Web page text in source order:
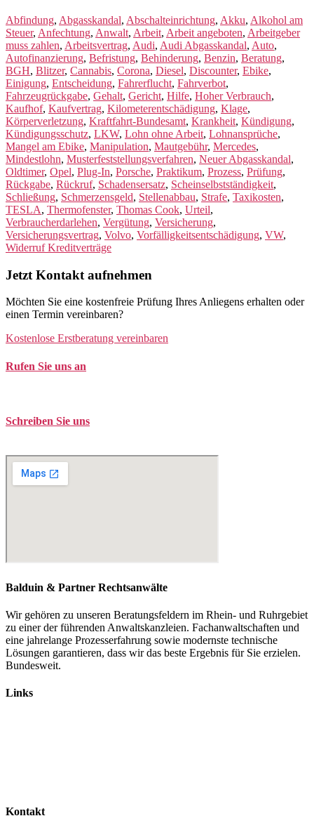
Abfindung, Abgasskandal, Abschalteinrichtung, Akku, Alkohol am
Steuer, Anfechtung, Anwalt, Arbeit, Arbeit angeboten, Arbeitgeber
muss zahlen, Arbeitsvertrag, Audi, Audi Abgasskandal, Auto,
Autofinanzierung, Befristung, Behinderung, Benzin, Beratung,
BGH, Blitzer, Cannabis, Corona, Diesel, Discounter, Ebike,
Einigung, Entscheidung, Fahrerflucht, Fahrverbot,
Fahrzeugrückgabe, Gehalt, Gericht, Hilfe, Hoher Verbrauch,
Kaufhof, Kaufvertrag, Kilometerentschädigung, Klage,
Körperverletzung, Kraftfahrt-Bundesamt, Krankheit, Kündigung,
Kündigungsschutz, LKW, Lohn ohne Arbeit, Lohnansprüche,
Mangel am Ebike, Manipulation, Mautgebühr, Mercedes,
Mindestlohn, Musterfeststellungsverfahren, Neuer Abgasskandal,
Oldtimer, Opel, Plug-In, Porsche, Praktikum, Prozess, Prüfung,
Rückgabe, Rückruf, Schadensersatz, Scheinselbstständigkeit,
Schließung, Schmerzensgeld, Stellenabbau, Strafe, Taxikosten,
TESLA, Thermofenster, Thomas Cook, Urteil,
Verbraucherdarlehen, Vergütung, Versicherung,
Versicherungsvertrag, Volvo, Vorfälligkeitsentschädigung, VW,
Widerruf Kreditverträge
Jetzt Kontakt aufnehmen
Möchten Sie eine kostenfreie Prüfung Ihres Anliegens erhalten oder
einen Termin vereinbaren?
Kostenlose Erstberatung vereinbaren
Rufen Sie uns an
Schreiben Sie uns
Balduin & Partner Rechtsanwälte
Wir gehören zu unseren Beratungsfeldern im Rhein- und Ruhrgebiet
zu einer der führenden Anwaltskanzleien. Fachanwaltschaften und
eine jahrelange Prozesserfahrung sowie modernste technische
Lösungen garantieren, dass wir das beste Ergebnis für Sie erzielen.
Bundesweit.
Links
Kontakt